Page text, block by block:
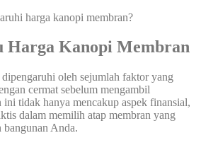
harga kanopi membran?
Harga Kanopi Membran
dipengaruhi oleh sejumlah faktor yang
cermat sebelum mengambil
ini tidak hanya mencakup aspek finansial,
dalam memilih atap membran yang
bangunan Anda.